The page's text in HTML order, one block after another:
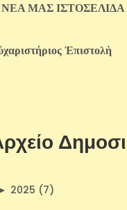
ΜΑΣ ΙΣΤΟΣΕΛΙΔΑ
Ἐπιστολὴ
2025 (7)